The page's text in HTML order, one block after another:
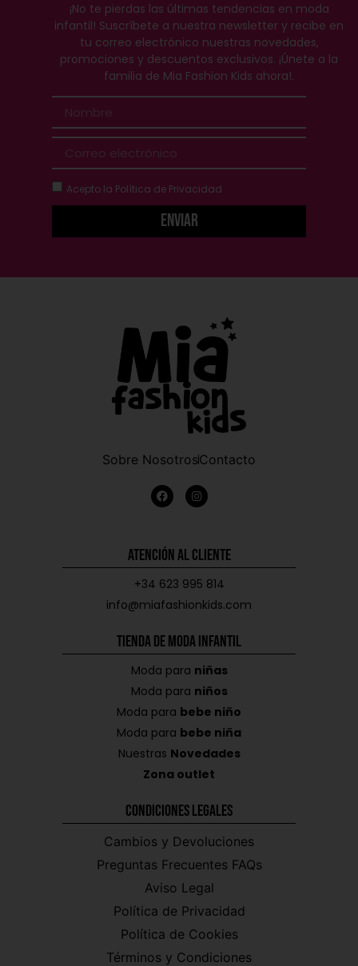
¡No te pierdas las últimas tendencias en moda
infantil! Suscríbete a nuestra newsletter y recibe en
tu correo electrónico nuestras novedades,
promociones y descuentos exclusivos. ¡Únete a la
familia de Mia Fashion Kids ahora!.
Acepto la Política de Privacidad
Enviar
Sobre NosotrosContacto
Atención al Cliente
+34 623 995 814
info@miafashionkids.com
Tienda de Moda Infantil
Moda para niñas
Moda para niños
Moda para bebe niño
Moda para bebe niña
Nuestras Novedades
Zona outlet
Condiciones Legales
Cambios y Devoluciones
Preguntas Frecuentes FAQs
Aviso Legal
Política de Privacidad
Política de Cookies
Términos y Condiciones